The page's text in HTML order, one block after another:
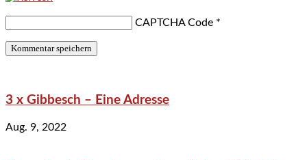
CAPTCHA Code *
3 x Gibbesch – Eine Adresse
Aug. 9, 2022